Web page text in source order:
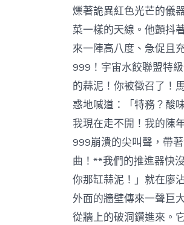
爍著詭異紅色光芒的儀
菜一樣的天線。他顫抖
來一陣高八度、急促且
999！宇宙水餃聯盟特
的蒜泥！你被徵召了！
惑地喊道：「特務？酸
我現在走不開！我的陳
999崩潰的尖叫聲，帶
曲！**我們的推進器快
你那缸蒜泥！」就在廖
外面的牆壁傳來一聲巨
從牆上的破洞鑽進來。